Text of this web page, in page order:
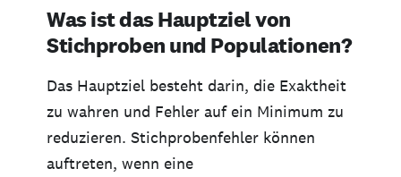
Was ist das Hauptziel von
Stichproben und Populationen?
Das Hauptziel besteht darin, die Exaktheit
zu wahren und Fehler auf ein Minimum zu
reduzieren. Stichprobenfehler können
auftreten, wenn eine